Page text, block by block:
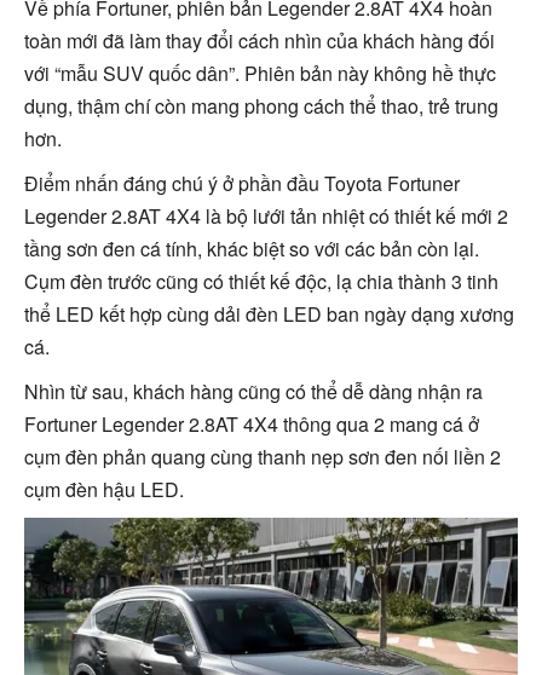
Về phía Fortuner, phiên bản Legender 2.8AT 4X4 hoàn
toàn mới đã làm thay đổi cách nhìn của khách hàng đối
với “mẫu SUV quốc dân”. Phiên bản này không hề thực
dụng, thậm chí còn mang phong cách thể thao, trẻ trung
hơn.
Điểm nhấn đáng chú ý ở phần đầu Toyota Fortuner
Legender 2.8AT 4X4 là bộ lưới tản nhiệt có thiết kế mới 2
tầng sơn đen cá tính, khác biệt so với các bản còn lại.
Cụm đèn trước cũng có thiết kế độc, lạ chia thành 3 tinh
thể LED kết hợp cùng dải đèn LED ban ngày dạng xương
cá.
Nhìn từ sau, khách hàng cũng có thể dễ dàng nhận ra
Fortuner Legender 2.8AT 4X4 thông qua 2 mang cá ở
cụm đèn phản quang cùng thanh nẹp sơn đen nối liền 2
cụm đèn hậu LED.